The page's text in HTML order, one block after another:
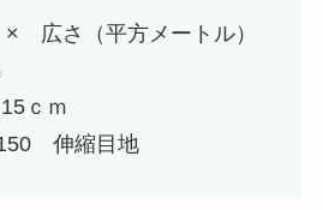
さ（平方メートル）
ｃｍ
伸縮目地